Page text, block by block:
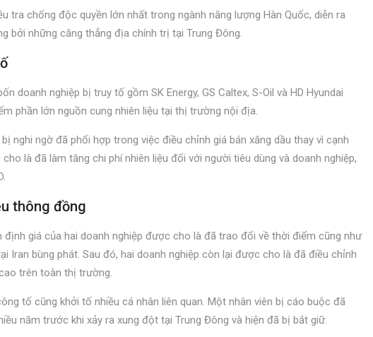
tra chống độc quyền lớn nhất trong ngành năng lượng Hàn Quốc, diễn ra
bởi những căng thẳng địa chính trị tại Trung Đông.
doanh nghiệp bị truy tố gồm SK Energy, GS Caltex, S-Oil và HD Hyundai
phần lớn nguồn cung nhiên liệu tại thị trường nội địa.
nghi ngờ đã phối hợp trong việc điều chỉnh giá bán xăng dầu thay vì cạnh
là đã làm tăng chi phí nhiên liệu đối với người tiêu dùng và doanh nghiệp,
thông đồng
giá của hai doanh nghiệp được cho là đã trao đổi về thời điểm cũng như
Iran bùng phát. Sau đó, hai doanh nghiệp còn lại được cho là đã điều chỉnh
trên toàn thị trường.
tố cũng khởi tố nhiều cá nhân liên quan. Một nhân viên bị cáo buộc đã
năm trước khi xảy ra xung đột tại Trung Đông và hiện đã bị bắt giữ.